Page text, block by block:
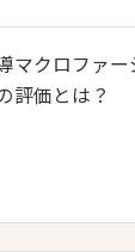
マクロファ
評価とは？